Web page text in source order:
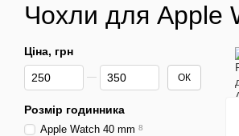
Чохли для Apple
Ціна, грн
Від Ціна, грн
До Ціна, грн ОК
Розмір годинника
Аpple Watch 40 mm 8